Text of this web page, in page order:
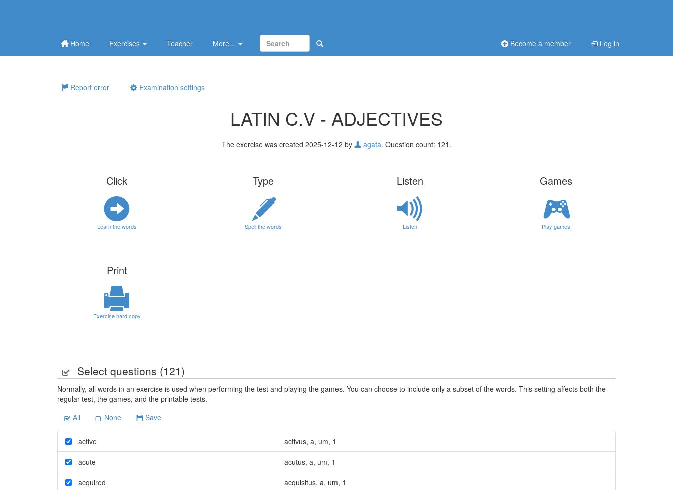
Home Exercises Teacher More... Become a member Log in
Report error Examination settings
LATIN C.V - ADJECTIVES
The exercise was created 2025-12-12 by agata. Question count: 121.
Click
Learn the words
Type
Spell the words
Listen
Listen
Games
Play games
Print
Exercise hard copy
Select questions (121)
Normally, all words in an exercise is used when performing the test and playing the games. You can choose to include only a subset of the words. This setting affects both the
regular test, the games, and the printable tests.
All
None Save
active activus, a, um, 1
acute acutus, a, um, 1
acquired acquisitus, a, um, 1